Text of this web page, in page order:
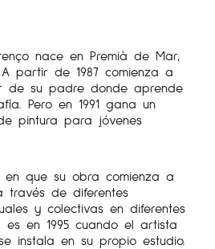
nace en Premià de Mar,
A partir de 1987 comienza a
de su padre donde aprende
Pero en 1991 gana un
pintura para jóvenes
en que su obra comienza a
través de diferentes
y colectivas en diferentes
en 1995 cuando el artista
instala en su propio estudio.